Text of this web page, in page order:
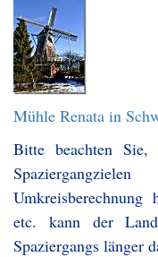
Mühle Renata in
Bitte beachten Sie,
Umkreisberechnung
etc. kann der
Spaziergangs länger